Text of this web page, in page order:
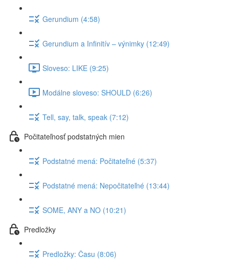
Gerundium (4:58)
Gerundium a Infinitív – výnimky (12:49)
Sloveso: LIKE (9:25)
Modálne sloveso: SHOULD (6:26)
Tell, say, talk, speak (7:12)
Počitateľnosť podstatných mien
Podstatné mená: Počitateľné (5:37)
Podstatné mená: Nepočitateľné (13:44)
SOME, ANY a NO (10:21)
Predložky
Predložky: Času (8:06)